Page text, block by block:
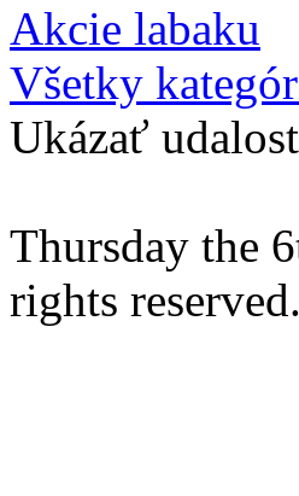
Akcie labaku
Všetky
Ukázať
Thursday the
rights reserved.